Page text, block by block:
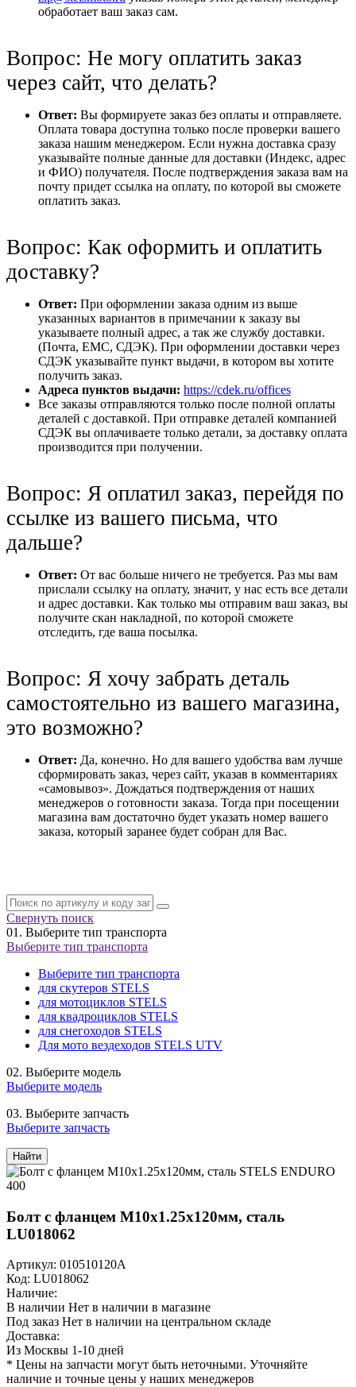
обработает ваш заказ сам.
Вопрос: Не могу оплатить заказ
через сайт, что делать?
Ответ: Вы формируете заказ без оплаты и отправляете.
Оплата товара доступна только после проверки вашего
заказа нашим менеджером. Если нужна доставка сразу
указывайте полные данные для доставки (Индекс, адрес
и ФИО) получателя. После подтверждения заказа вам на
почту придет ссылка на оплату, по которой вы сможете
оплатить заказ.
Вопрос: Как оформить и оплатить
доставку?
Ответ: При оформлении заказа одним из выше
указанных вариантов в примечании к заказу вы
указываете полный адрес, а так же службу доставки.
(Почта, ЕМС, СДЭК). При оформлении доставки через
СДЭК указывайте пункт выдачи, в котором вы хотите
получить заказ.
Адреса пунктов выдачи: https://cdek.ru/offices
Все заказы отправляются только после полной оплаты
деталей с доставкой. При отправке деталей компанией
СДЭК вы оплачиваете только детали, за доставку оплата
производится при получении.
Вопрос: Я оплатил заказ, перейдя по
ссылке из вашего письма, что
дальше?
Ответ: От вас больше ничего не требуется. Раз мы вам
прислали ссылку на оплату, значит, у нас есть все детали
и адрес доставки. Как только мы отправим ваш заказ, вы
получите скан накладной, по которой сможете
отследить, где ваша посылка.
Вопрос: Я хочу забрать деталь
самостоятельно из вашего магазина,
это возможно?
Ответ: Да, конечно. Но для вашего удобства вам лучше
сформировать заказ, через сайт, указав в комментариях
«самовывоз». Дождаться подтверждения от наших
менеджеров о готовности заказа. Тогда при посещении
магазина вам достаточно будет указать номер вашего
заказа, который заранее будет собран для Вас.
Свернуть поиск
01. Выберите тип транспорта
Выберите тип транспорта
Выберите тип транспорта
для скутеров STELS
для мотоциклов STELS
для квадроциклов STELS
для снегоходов STELS
Для мото вездеходов STELS UTV
02. Выберите модель
Выберите модель
03. Выберите запчасть
Выберите запчасть
Найти
Болт с фланцем M10х1.25х120мм, сталь
LU018062
Артикул: 010510120A
Код: LU018062
Наличие:
В наличии Нет в наличии в магазине
Под заказ Нет в наличии на центральном складе
Доставка:
Из Москвы 1-10 дней
* Цены на запчасти могут быть неточными. Уточняйте
наличие и точные цены у наших менеджеров